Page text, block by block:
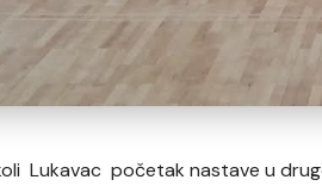
Lukavac početak nastave u